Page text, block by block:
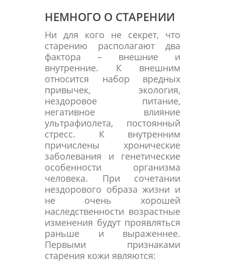
НЕМНОГО О СТАРЕНИИ
Ни для кого не секрет, что
старению располагают два
фактора – внешние и
внутренние. К внешним
относится набор вредных
привычек, экология,
нездоровое питание,
негативное влияние
ультрафиолета, постоянный
стресс. К внутренним
причислены хронические
заболевания и генетические
особенности организма
человека. При сочетании
нездорового образа жизни и
не очень хорошей
наследственности возрастные
изменения будут проявляться
раньше и выраженнее.
Первыми признаками
старения кожи являются: